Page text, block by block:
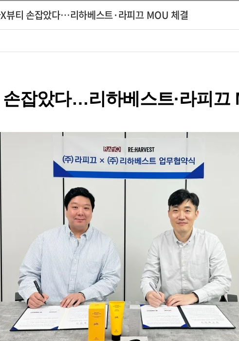
뷰티 손잡았다…리하베스트·라피끄 MOU 체결
잡았다…리하베스트·라피끄